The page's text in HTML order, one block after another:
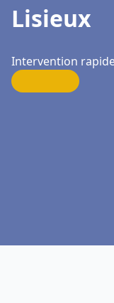
Lisieux
Intervention